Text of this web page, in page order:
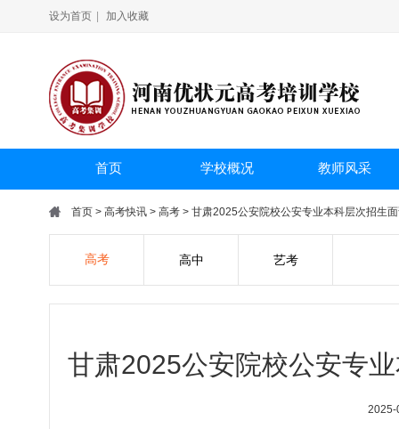
设为首页 加入收藏
首页 学校概况 教师风采
首页 > 高考快讯 > 高考 > 甘肃2025公安院校公安专业本科层次招生
高考 高中 艺考
甘肃2025公安院校公安专
2025-